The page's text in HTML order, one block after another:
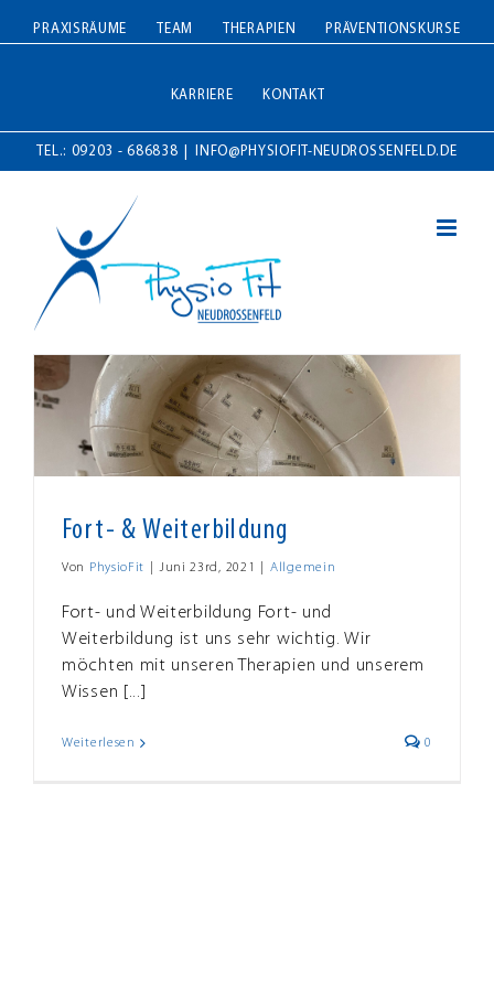
Inhalt
PRAXISRÄUME TEAM THERAPIEN PRÄVENTIONSKURSE
KARRIERE KONTAKT
TEL.: 09203 - 686838 INFO@PHYSIOFIT-NEUDROSSENFELD.DE
Fort- & Weiterbildung
Von PhysioFit Juni 23rd, 2021 Allgemein
Fort- und Weiterbildung Fort- und
Weiterbildung ist uns sehr wichtig. Wir
möchten mit unseren Therapien und unserem
Wissen [...]
Weiterlesen 0